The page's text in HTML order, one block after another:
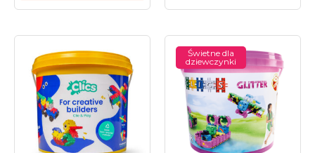
Świetne dla
dziewczynki